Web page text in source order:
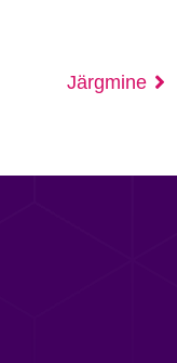
Järgmine